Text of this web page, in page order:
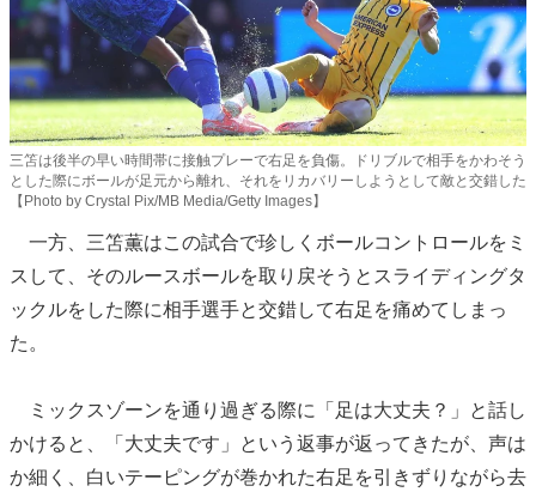
三笘は後半の早い時間帯に接触プレーで右足を負傷。ドリブルで相手をかわそう
とした際にボールが足元から離れ、それをリカバリーしようとして敵と交錯した
【Photo by Crystal Pix/MB Media/Getty Images】
一方、三笘薫はこの試合で珍しくボールコントロールをミ
スして、そのルースボールを取り戻そうとスライディングタ
ックルをした際に相手選手と交錯して右足を痛めてしまっ
た。
ミックスゾーンを通り過ぎる際に「足は大丈夫？」と話し
かけると、「大丈夫です」という返事が返ってきたが、声は
か細く、白いテーピングが巻かれた右足を引きずりながら去